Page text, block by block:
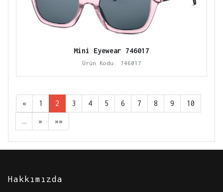
Mini Eyewear 746017
Ürün Kodu: 746017
« 1 2 3 4 5 6 7 8 9 10
… » »»
Hakkımızda